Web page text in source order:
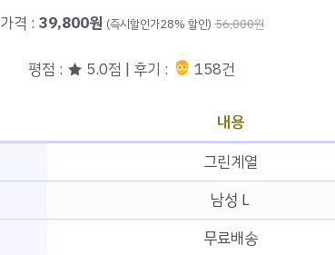
가격 : 39,800원 (즉시할인가28% 할인) 56,000원
평점 : ★ 5.0점 | 후기 : 158건
내용
그린계열
남성 L
무료배송